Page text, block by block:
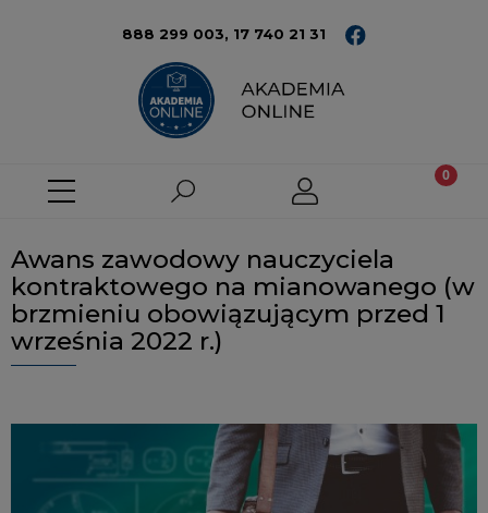
888 299 003, 17 740 21 31
Awans zawodowy nauczyciela
kontraktowego na mianowanego (w
brzmieniu obowiązującym przed 1
września 2022 r.)